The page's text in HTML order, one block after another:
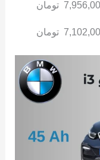
تومان
تومان